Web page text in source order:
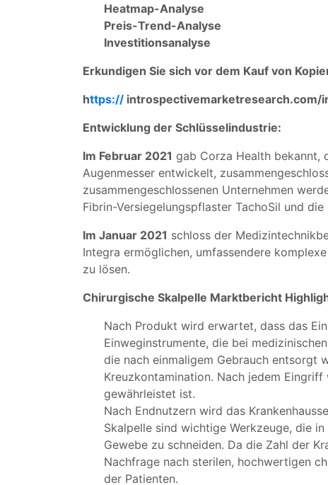
Heatmap-Analyse
Preis-Trend-Analyse
Investitionsanalyse
Erkundigen Sie sich vor dem Kauf von
https:// introspectivemarketresearch.com/
Entwicklung der Schlüsselindustrie:
Im Februar 2021 gab Corza Health bekannt,
Augenmesser entwickelt,
zusammengeschlossenen Unternehmen
Fibrin-Versiegelungspflaster TachoSil und
Im Januar 2021 schloss der
Integra ermöglichen, umfassendere
zu lösen.
Chirurgische Skalpelle Marktbericht
Nach Produkt wird erwartet, dass das
Einweginstrumente, die bei
die nach einmaligem Gebrauch entsorgt
Kreuzkontamination. Nach jedem
gewährleistet ist.
Nach Endnutzern wird das
Skalpelle sind wichtige Werkzeuge, die
Gewebe zu schneiden. Da die Zahl der
Nachfrage nach sterilen, hochwertigen
der Patienten.